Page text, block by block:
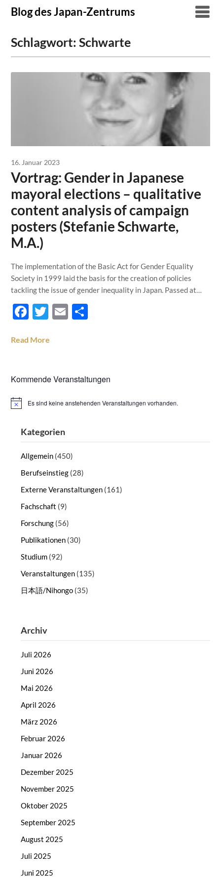
SkipBlog des Japan-Zentrums
Schlagwort:Schwarte
16. Januar 2023
Vortrag: Gender in Japanese
mayoral elections – qualitative
content analysis of campaign
posters (Stefanie Schwarte,
M.A.)
The implementation of the Basic Act for Gender Equality
Society in 1999 laid the basis for the creation of policies
tackling the issue of gender inequality in Japan. Passed at…
Facebook
Twitter
Email
Read More
Kommende Veranstaltungen
HinweisEs sind keine anstehenden Veranstaltungen vorhanden.
Kategorien
Allgemein (450)
Berufseinstieg (28)
Externe Veranstaltungen (161)
Fachschaft (9)
Forschung (56)
Publikationen (30)
Studium (92)
Veranstaltungen (135)
日本語/Nihongo (35)
Archiv
Juli 2026
Juni 2026
Mai 2026
April 2026
März 2026
Februar 2026
Januar 2026
Dezember 2025
November 2025
Oktober 2025
September 2025
August 2025
Juli 2025
Juni 2025